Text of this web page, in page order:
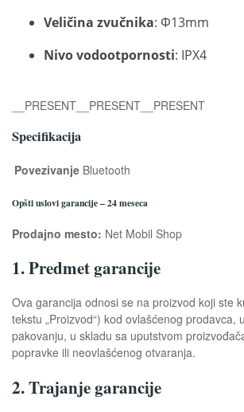
Veličina zvučnika: Φ13mm
Nivo vodootpornosti: IPX4
__PRESENT __PRESENT __PRESENT
Specifikacija
Povezivanje Bluetooth
Opšti uslovi garancije – 24 meseca
Prodajno mesto: Net Mobil Shop
1. Predmet garancije
Ova garancija odnosi se na proizvod koji ste
tekstu „Proizvod“) kod ovlašćenog prodavca,
pakovanju, u skladu sa uputstvom
popravke ili neovlašćenog otvaranja.
2. Trajanje garancije